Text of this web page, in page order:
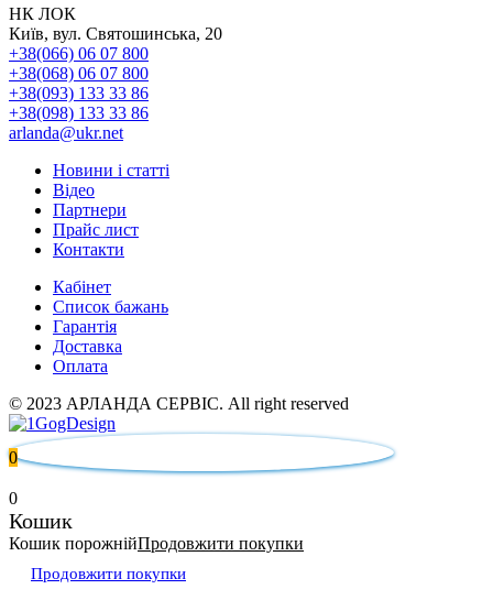
НК ЛОК
Київ, вул. Святошинська, 20
+38(066) 06 07 800
+38(068) 06 07 800
+38(093) 133 33 86
+38(098) 133 33 86
arlanda@ukr.net
Новини і статті
Відео
Партнери
Прайс лист
Контакти
Кабінет
Список бажань
Гарантія
Доставка
Оплата
© 2023 АРЛАНДА СЕРВІС. All right reserved
0
0
Кошик
Кошик порожнійПродовжити покупки
Продовжити покупки